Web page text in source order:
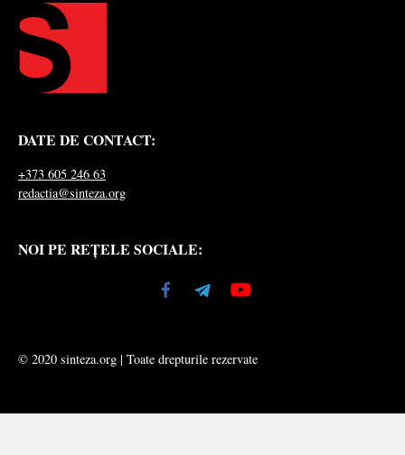
DATE DE CONTACT:
+373 605 246 63
redactia@sinteza.org
NOI PE REȚELE SOCIALE:
© 2020 sinteza.org | Toate drepturile rezervate